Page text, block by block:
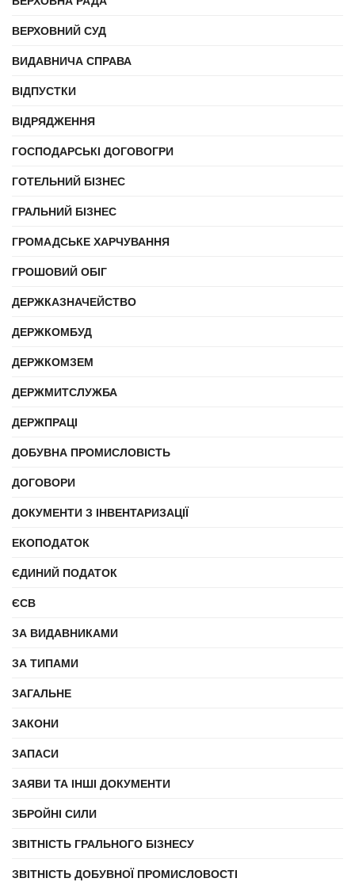
ВЕРХОВНИЙ СУД
ВИДАВНИЧА СПРАВА
ВІДПУСТКИ
ВІДРЯДЖЕННЯ
ГОСПОДАРСЬКІ ДОГОВОГРИ
ГОТЕЛЬНИЙ БІЗНЕС
ГРАЛЬНИЙ БІЗНЕС
ГРОМАДСЬКЕ ХАРЧУВАННЯ
ГРОШОВИЙ ОБІГ
ДЕРЖКАЗНАЧЕЙСТВО
ДЕРЖКОМБУД
ДЕРЖКОМЗЕМ
ДЕРЖМИТСЛУЖБА
ДЕРЖПРАЦІ
ДОБУВНА ПРОМИСЛОВІСТЬ
ДОГОВОРИ
ДОКУМЕНТИ З ІНВЕНТАРИЗАЦІЇ
ЕКОПОДАТОК
ЄДИНИЙ ПОДАТОК
ЄСВ
ЗА ВИДАВНИКАМИ
ЗА ТИПАМИ
ЗАГАЛЬНЕ
ЗАКОНИ
ЗАПАСИ
ЗАЯВИ ТА ІНШІ ДОКУМЕНТИ
ЗБРОЙНІ СИЛИ
ЗВІТНІСТЬ ГРАЛЬНОГО БІЗНЕСУ
ЗВІТНІСТЬ ДОБУВНОЇ ПРОМИСЛОВОСТІ